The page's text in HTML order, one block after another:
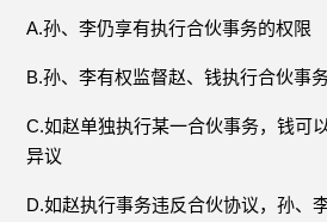
A.孙、李仍享有执行合伙事务的权限
B.孙、李有权监督赵、钱执行合伙事
C.如赵单独执行某一合伙事务，钱可
异议
D.如赵执行事务违反合伙协议，孙、